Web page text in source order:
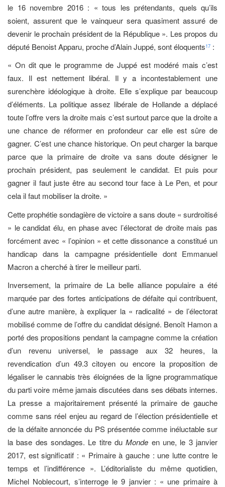
le 16 novembre 2016 : « tous les prétendants, quels qu’ils
soient, assurent que le vainqueur sera quasiment assuré de
devenir le prochain président de la République ». Les propos du
député Benoist Apparu, proche d’Alain Juppé, sont éloquents17 :
« On dit que le programme de Juppé est modéré mais c’est
faux. Il est nettement libéral. Il y a incontestablement une
surenchère idéologique à droite. Elle s’explique par beaucoup
d’éléments. La politique assez libérale de Hollande a déplacé
toute l’offre vers la droite mais c’est surtout parce que la droite a
une chance de réformer en profondeur car elle est sûre de
gagner. C’est une chance historique. On peut charger la barque
parce que la primaire de droite va sans doute désigner le
prochain président, pas seulement le candidat. Et puis pour
gagner il faut juste être au second tour face à Le Pen, et pour
cela il faut mobiliser la droite. »
Cette prophétie sondagière de victoire a sans doute « surdroitisé
» le candidat élu, en phase avec l’électorat de droite mais pas
forcément avec « l’opinion » et cette dissonance a constitué un
handicap dans la campagne présidentielle dont Emmanuel
Macron a cherché à tirer le meilleur parti.
Inversement, la primaire de La belle alliance populaire a été
marquée par des fortes anticipations de défaite qui contribuent,
d’une autre manière, à expliquer la « radicalité » de l’électorat
mobilisé comme de l’offre du candidat désigné. Benoît Hamon a
porté des propositions pendant la campagne comme la création
d’un revenu universel, le passage aux 32 heures, la
revendication d’un 49.3 citoyen ou encore la proposition de
légaliser le cannabis très éloignées de la ligne programmatique
du parti voire même jamais discutées dans ses débats internes.
La presse a majoritairement présenté la primaire de gauche
comme sans réel enjeu au regard de l’élection présidentielle et
de la défaite annoncée du PS présentée comme inéluctable sur
la base des sondages. Le titre duMonde en une, le 3 janvier
2017, est significatif : « Primaire à gauche : une lutte contre le
temps et l’indifférence ». L’éditorialiste du même quotidien,
Michel Noblecourt, s’interroge le 9 janvier : « une primaire à